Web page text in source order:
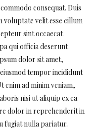
consequat. Duis
velit esse cillum
sint occaecat
qui officia deserunt
dolor sit amet,
tempor incididunt
enim ad minim veniam,
nisi ut aliquip ex ea
dolor in reprehenderit in
fugiat nulla pariatur.